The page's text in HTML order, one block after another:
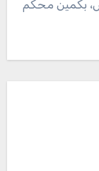
بكمين محكم